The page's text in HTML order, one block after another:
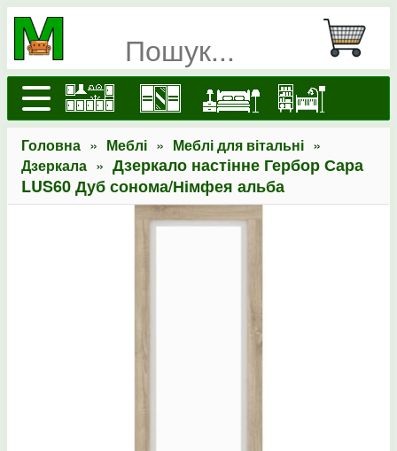
Головна » Меблі » Меблі для вітальні »
Дзеркала » Дзеркало настінне Гербор Сара
LUS60 Дуб сонома/Німфея альба